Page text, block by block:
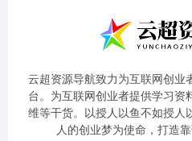
云超资源导航致力为互联网创业
台。为互联网创业者提供学习资
维等干货。以授人以鱼不如授人
人的创业梦为使命，打造